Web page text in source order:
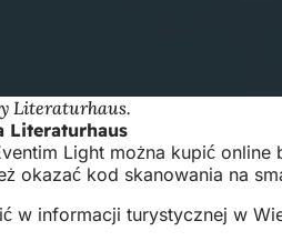
Literaturhaus.
Literaturhaus
Light można kupić
okazać kod skanowania na
w informacji turystycznej w